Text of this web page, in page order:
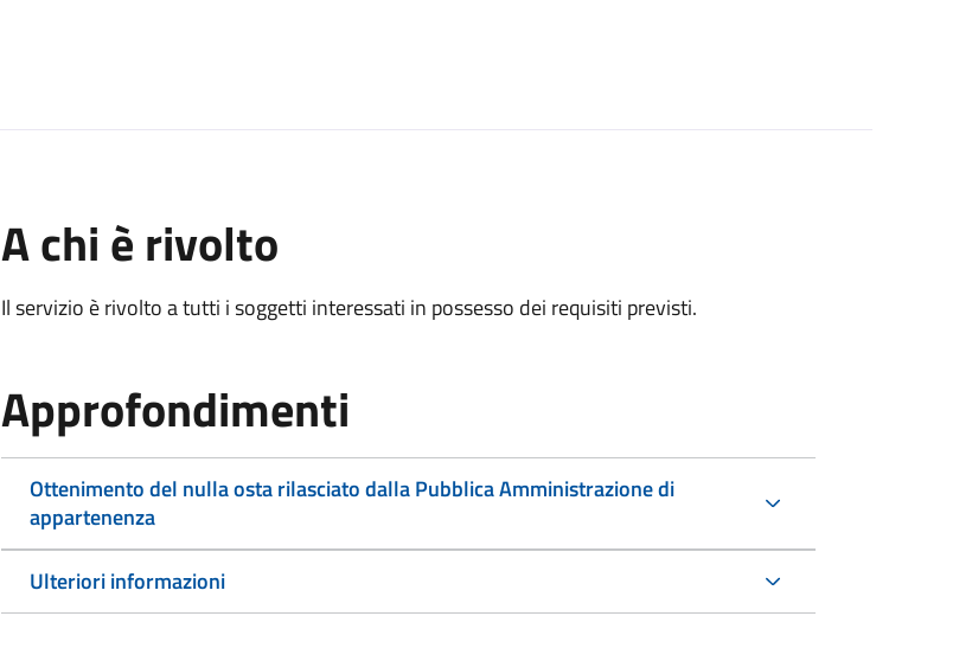
A chi è rivolto
Il servizio è rivolto a tutti i soggetti interessati in possesso dei requisiti previsti.
Approfondimenti
Ottenimento del nulla osta rilasciato dalla Pubblica Amministrazione di
appartenenza
Ulteriori informazioni